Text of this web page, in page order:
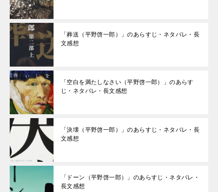
「葬送（平野啓一郎）」のあらすじ・ネタバレ・長
文感想
「空白を満たしなさい（平野啓一郎）」のあらす
じ・ネタバレ・長文感想
「決壊（平野啓一郎）」のあらすじ・ネタバレ・長
文感想
「ドーン（平野啓一郎）」のあらすじ・ネタバレ・
長文感想